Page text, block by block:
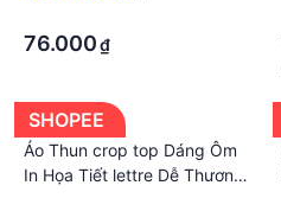
76.000₫
SHOPEE
Áo Thun crop top Dáng Ôm
In Họa Tiết lettre Dễ Thương